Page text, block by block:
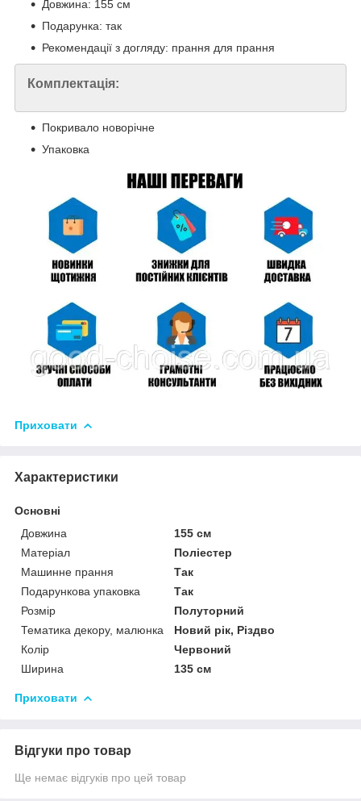
Довжина: 155 см
Подарунка: так
Рекомендації з догляду: прання для прання
Комплектація:
Покривало новорічне
Упаковка
Приховати
Характеристики
Основні
Довжина
155 см
Матеріал
Поліестер
Машинне прання
Так
Подарункова упаковка
Так
Розмір
Полуторний
Тематика декору, малюнка
Новий рік, Різдво
Колір
Червоний
Ширина
135 см
Приховати
Відгуки про товар
Ще немає відгуків про цей товар